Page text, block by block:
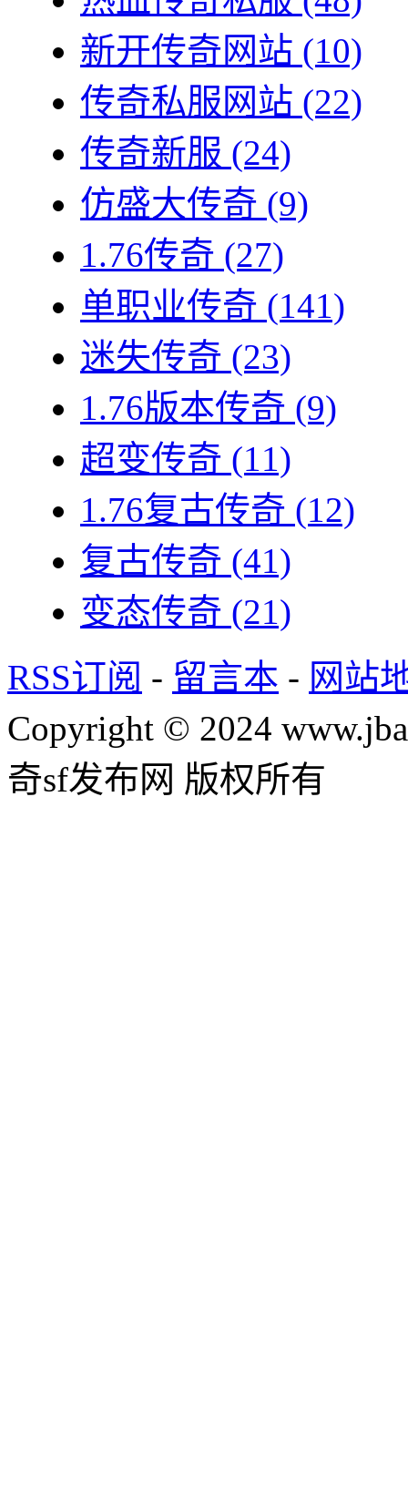
新开传奇网站 (10)
传奇私服网站 (22)
传奇新服 (24)
仿盛大传奇 (9)
1.76传奇 (27)
单职业传奇 (141)
迷失传奇 (23)
1.76版本传奇 (9)
超变传奇 (11)
1.76复古传奇 (12)
复古传奇 (41)
变态传奇 (21)
RSS订阅 - 留言本 - 网站
Copyright © 2024
奇sf发布网 版权所有